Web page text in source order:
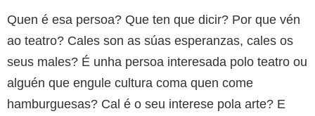
Quen é esa persoa? Que ten que dicir? Por que vén
ao teatro? Cales son as súas esperanzas, cales os
seus males? É unha persoa interesada polo teatro ou
alguén que engule cultura coma quen come
hamburguesas? Cal é o seu interese pola arte? E